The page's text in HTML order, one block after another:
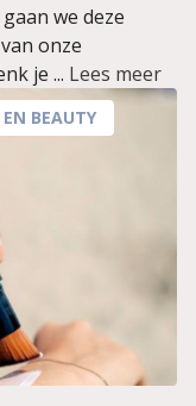
we deze
onze
je ... Lees meer
BEAUTY